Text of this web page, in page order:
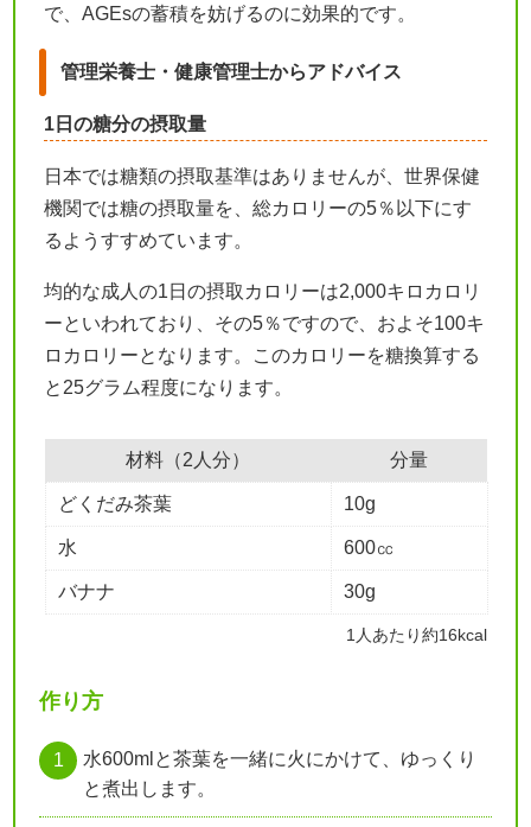
で、AGEsの蓄積を妨げるのに効果的です。
管理栄養士・健康管理士からアドバイス
1日の糖分の摂取量
日本では糖類の摂取基準はありませんが、世界保健
機関では糖の摂取量を、総カロリーの5％以下にす
るようすすめています。
均的な成人の1日の摂取カロリーは2,000キロカロリ
ーといわれており、その5％ですので、およそ100キ
ロカロリーとなります。このカロリーを糖換算する
と25グラム程度になります。
材料（2人分） 分量
どくだみ茶葉 10g
水 600㏄
バナナ 30g
1人あたり約16kcal
作り方
水600mlと茶葉を一緒に火にかけて、ゆっくり
と煮出します。